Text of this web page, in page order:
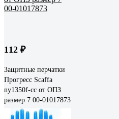
112 ₽
Защитные перчатки
Прогресс Scaffa
ny1350f-cc от ОПЗ
размер 7 00-01017873